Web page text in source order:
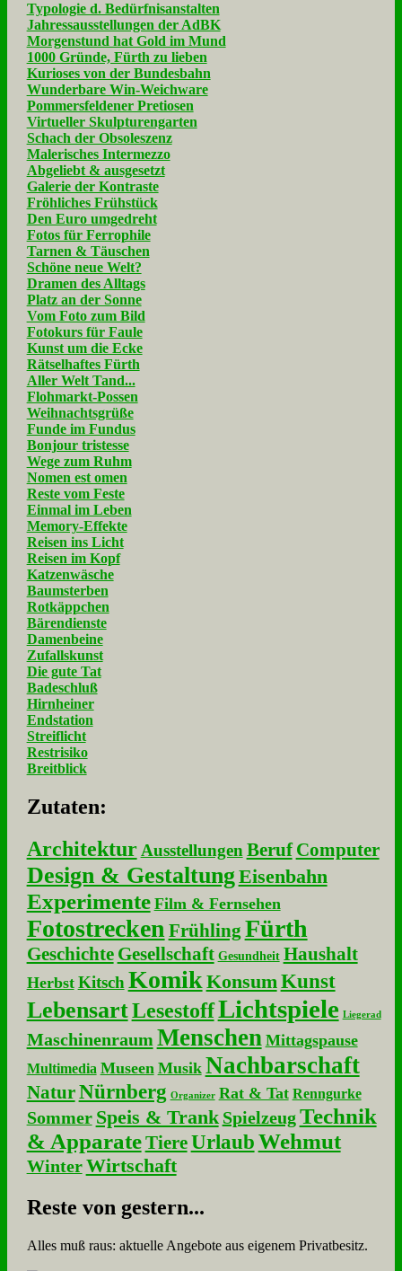
Typologie d. Bedürfnisanstalten
Jahressausstellungen der AdBK
Morgenstund hat Gold im Mund
1000 Gründe, Fürth zu lieben
Kurioses von der Bundesbahn
Wunderbare Win-Weichware
Pommersfeldener Pretiosen
Virtueller Skulpturengarten
Schach der Obsoleszenz
Malerisches Intermezzo
Abgeliebt & ausgesetzt
Galerie der Kontraste
Fröhliches Frühstück
Den Euro umgedreht
Fotos für Ferrophile
Tarnen & Täuschen
Schöne neue Welt?
Dramen des Alltags
Platz an der Sonne
Vom Foto zum Bild
Fotokurs für Faule
Kunst um die Ecke
Rätselhaftes Fürth
Aller Welt Tand...
Flohmarkt-Possen
Weihnachtsgrüße
Funde im Fundus
Bonjour tristesse
Wege zum Ruhm
Nomen est omen
Reste vom Feste
Einmal im Leben
Memory-Effekte
Reisen ins Licht
Reisen im Kopf
Katzenwäsche
Baumsterben
Rotkäppchen
Bärendienste
Damenbeine
Zufallskunst
Die gute Tat
Badeschluß
Hirnheiner
Endstation
Streiflicht
Restrisiko
Breitblick
Zu­ta­ten:
Architektur Ausstellungen Beruf Computer
Design & GestaltungEisenbahn
Experimente Film & Fernsehen
Fotostrecken Frühling Fürth
Geschichte Gesellschaft Gesundheit Haushalt
Herbst Kitsch Komik KonsumKunst
LebensartLesestoffLichtspiele Liegerad
Maschinenraum Menschen Mittagspause
Multimedia Museen Musik Nachbarschaft
NaturNürnberg Organizer Rat & Tat Renngurke
Sommer Speis & Trank Spielzeug Technik
& Apparate Tiere UrlaubWehmut
Winter Wirtschaft
Re­ste von ge­stern...
Alles muß raus: aktuelle An­ge­bo­te aus eigenem Privatbesitz.